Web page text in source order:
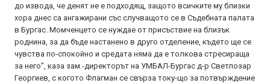
до извода, че денят не е подходящ, защото всичките му близки
хора днес са ангажирани със случващото се в Съдебната палата
в Бургас. Момченцето се нуждае от присъствие на близък
роднина, за да бъде настанено в друго отделение, където ще се
чувства по-спокойно и средата няма да е толкова стресираща
за него”, каза зам.-директорът на УМБАЛ-Бургас д-р Светлозар
Георгиев, с когото Флагман се свърза току-що за потвърждение